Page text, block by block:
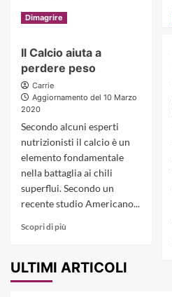
Scopri di più Read
more
Per
dimagrire
ai
2
volte
a
settimana
Dimagrire
Il Calcio aiuta a
perdere peso
Carrie
Aggiornamento del 10 Marzo
2020
Secondo alcuni esperti
nutrizionisti il calcio è un
elemento fondamentale
nella battaglia ai chili
superflui. Secondo un
recente studio Americano...
Scopri di più
Il
ULTIMI ARTICOLI